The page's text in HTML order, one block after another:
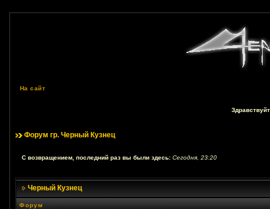
На сайт
Форум гр. Черный Кузнец
С возвращением, последний раз вы были здесь: Сегодня, 23:20
Черный Кузнец
Форум